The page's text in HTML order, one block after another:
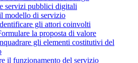
servizi pubblici digitali
modello di servizio
gli attori coinvolti
la proposta di valore
gli elementi costitutivi del
il funzionamento del servizio